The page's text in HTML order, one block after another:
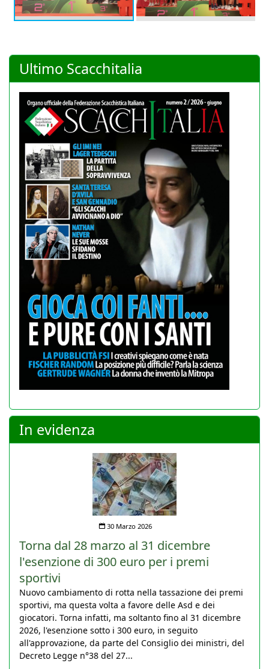
Ultimo Scacchitalia
In evidenza
30 Marzo 2026
Torna dal 28 marzo al 31 dicembre
l'esenzione di 300 euro per i premi
sportivi
Nuovo cambiamento di rotta nella tassazione dei premi
sportivi, ma questa volta a favore delle Asd e dei
giocatori. Torna infatti, ma soltanto fino al 31 dicembre
2026, l'esenzione sotto i 300 euro, in seguito
all'approvazione, da parte del Consiglio dei ministri, del
Decreto Legge n°38 del 27...